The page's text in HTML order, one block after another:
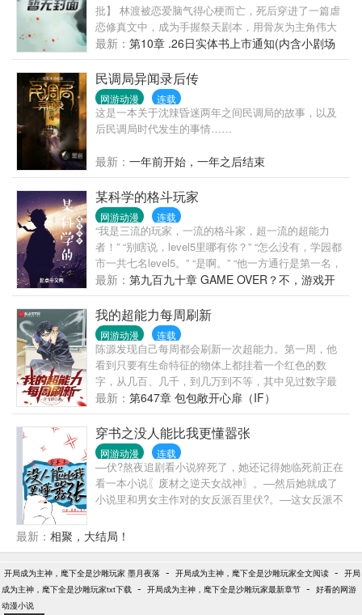
爽。” 某天命之子：“每次都在上次、上上次、上上上
次被搞死的那个地方被亲手搞死我的那个人求爱，心
好累。” 正规版全文一句话总结。 【那是从古老的歌
谣中流传下来的一个少年走向王座的史诗，至今依然
在大陆上传诵着。】 （1是永远> 我的小微博
批】 林渡被恋爱脑气得心梗而亡，死后穿进了一篇虐
恋修真文中，成为手握祭天剧本，用骨灰为主角伟大
爱情铺路的美强惨小师叔。 看完了剧本，她缓缓打出
一个问号，“这宗门山上的野菜都被挖光了吧？” 系统
循循善诱：看到你们宗门那帮恋爱脑了吗？拯救他
们，你就能活。 林渡：一个愿打一个愿挨，尊重嘲笑
锁死。 系统：亲亲你的寿命还有一天哦。 林渡
最新： 第10章 .26日实体书上市通知(内含小剧场
番外)
民调局异闻录后传
网游动漫 连载
这是一本关于沈辣昏迷两年之间民调局的故事，以及
后民调局时代发生的事情……
最新： 一年前开始，一年之后结束
某科学的格斗玩家
网游动漫 连载
“我是三流的玩家，一流的格斗家，超一流的超能力
者！” “别瞎说，level5里哪有你？” “怎么没有，学园都
市一共七名level5。” “是啊。” “他一方通行是第一名，
没错吧？” “没错。” “那我六冢源是第六名，也很合理
吧？” “这不合理！你还是老老实实去当格斗家吧……”
“不能开发游戏的格斗家是无法成为level5的！” “好么，
什么乱七八糟的，你怎么不去当理事长？” “或许我无
法成为最强，但我必将通关整场游戏！我的能力
——‘存档读档’是无敌的！” 六冢源如是说道：“在我看
来，学园都市就是一个巨大的游戏场，你觉得呢——
隐藏幕后的大BOSS，亚雷斯塔理事长？”
最新： 第九百九十章 GAME OVER？不，游戏开
始！
我的超能力每周刷新
网游动漫 连载
陈源发现自己每周都会刷新一次超能力。第一周，他
看到只要有生命特征的物体上都挂着一个红色的数
字，从几百、几千，到几万到不等，其中见过数字最
小的是一只泰迪，头上的数字是0.00001，然后下一秒
它就被大卡车碾死了。第二周，他发现自己能够听到
别人的心声，且不受控制，只要是对方心里想的，都
会源源不断的往他脑子里灌，导致他完全不敢再去地
铁商场之类的公共场所。而且，再也不敢直视后座那
位平时沉闷不说话的齐刘海眼镜女…接连的，他又刷
新了【梦境相连】，【身体交换】等特别能力。在若
干周后，他的超能力突然不再更新，相安无事的过了
位站在银杏树下身着红色连衣裙的少女，对他歪起了
脑袋：“你，能看见我？”
最新： 第647章 包包敞开心扉（IF）
穿书之没人能比我更懂嚣张
网游动漫 连载
––伏?熬夜追剧看小说猝死了，她还记得她临死前正在
看一本小说〖废材之逆天女战神〗。––然后她就成了
小说里和男女主作对的女反派百里伏?。––这女反派不
不惯男女主比她嚣张，在她面前出风头。––这个身世
背景强大的女反派就这么和男女主杠上了，剧情发展
被推进兽潮死在魔兽口中。––典型的出场华丽结局草
率。––然而她穿成了百里伏?，大结局都没有活到的百
最新： 相聚，大结局！
开局成为主神，麾下全是沙雕玩家 墨月夜落 - 开局成为主神，麾下全是沙雕玩家全文阅读 - 开局
成为主神，麾下全是沙雕玩家txt下载 - 开局成为主神，麾下全是沙雕玩家最新章节 - 好看的网游
动漫小说